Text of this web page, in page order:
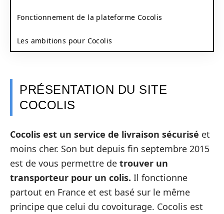
Fonctionnement de la plateforme Cocolis
Les ambitions pour Cocolis
PRÉSENTATION DU SITE
COCOLIS
Cocolis est un service de livraison sécurisé et
moins cher. Son but depuis fin septembre 2015
est de vous permettre de trouver un
transporteur pour un colis. Il fonctionne
partout en France et est basé sur le même
principe que celui du covoiturage. Cocolis est